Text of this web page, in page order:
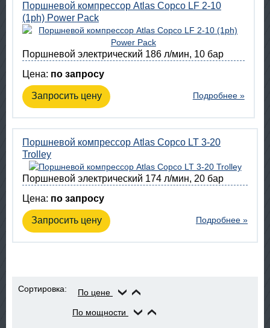
Поршневой компрессор Atlas Copco LF 2-10
(1ph) Power Pack
Поршневой электрический 186 л/мин, 10 бар
Цена: по запросу
Запросить цену Подробнее »
Поршневой компрессор Atlas Copco LT 3-20
Trolley
Поршневой электрический 174 л/мин, 20 бар
Цена: по запросу
Запросить цену Подробнее »
Сортировка: По цене
По мощности